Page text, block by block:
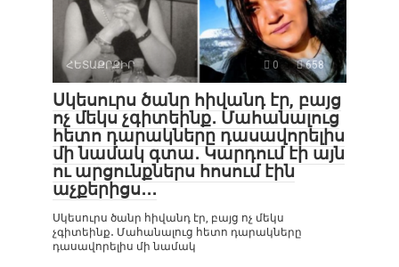
ՀԵՏԱՔՐՔԻՐ 0 658
Սկեսուրս ծանր հիվանդ էր, բայց
ոչ մեկս չգիտեինք․ Մահանալուց
հետո դարակները դասավորելիս
մի նամակ գտա․ Կարդում էի այն
ու արցունքներս հոսում էին
աչքերիցս․․․
Սկեսուրս ծանր հիվանդ էր, բայց ոչ մեկս
չգիտեինք․ Մահանալուց հետո դարակները
դասավորելիս մի նամակ